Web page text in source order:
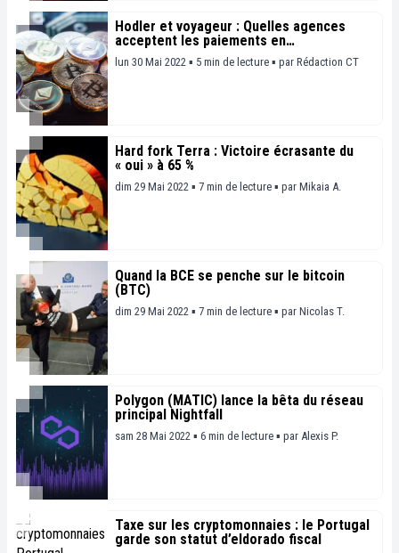
Hodler et voyageur : Quelles agences
acceptent les paiements en
cryptomonnaies
lun 30 Mai 2022 ▪ 5 min de lecture ▪ par Rédaction CT
Hard fork Terra : Victoire écrasante du
« oui » à 65 %
dim 29 Mai 2022 ▪ 7 min de lecture ▪ par Mikaia A.
Quand la BCE se penche sur le bitcoin
(BTC)
dim 29 Mai 2022 ▪ 7 min de lecture ▪ par Nicolas T.
Polygon (MATIC) lance la bêta du réseau
principal Nightfall
sam 28 Mai 2022 ▪ 6 min de lecture ▪ par Alexis P.
Taxe sur les cryptomonnaies : le Portugal
garde son statut d’eldorado fiscal